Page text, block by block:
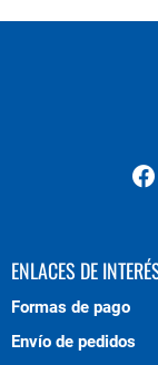
ENLACES DE
Formas de pago
Envío de pedidos